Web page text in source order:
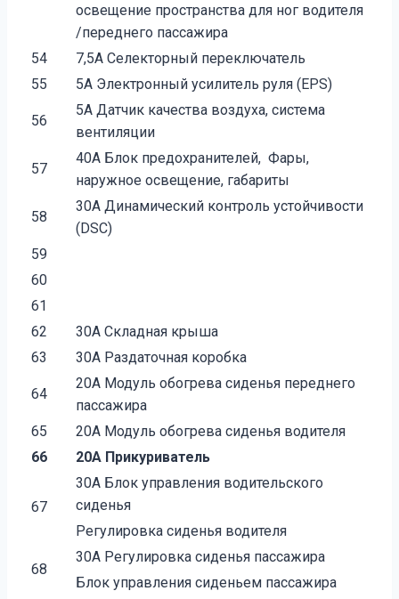
освещение пространства для ног водителя
/переднего пассажира
54
7,5А Селекторный переключатель
55
5А Электронный усилитель руля (EPS)
56
5А Датчик качества воздуха, система
вентиляции
57
40А Блок предохранителей, Фары,
наружное освещение, габариты
58
30А Динамический контроль устойчивости
(DSC)
59
60
61
62
30А Складная крыша
63
30А Раздаточная коробка
64
20А Модуль обогрева сиденья переднего
пассажира
65
20А Модуль обогрева сиденья водителя
66
20А Прикуриватель
67
30А Блок управления водительского
сиденья
Регулировка сиденья водителя
68
30А Регулировка сиденья пассажира
Блок управления сиденьем пассажира